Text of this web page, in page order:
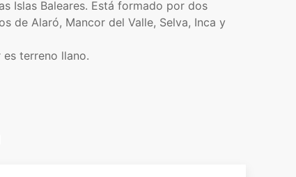
Islas Baleares. Está formado por dos
de Alaró, Mancor del Valle, Selva, Inca y
terreno llano.